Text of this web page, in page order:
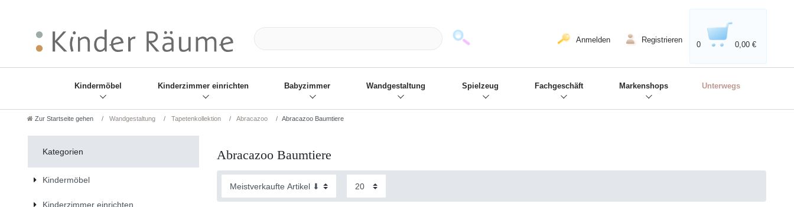
Anmelden Registrieren
0 0,00 €
Kindermöbel Kinderzimmer einrichten Babyzimmer Wandgestaltung Spielzeug Fachgeschäft Markenshops Unterwegs
Zur Startseite gehen Wandgestaltung Tapetenkollektion Abracazoo Abracazoo Baumtiere
Kategorien
Kindermöbel
Kinderzimmer einrichten
Abracazoo Baumtiere